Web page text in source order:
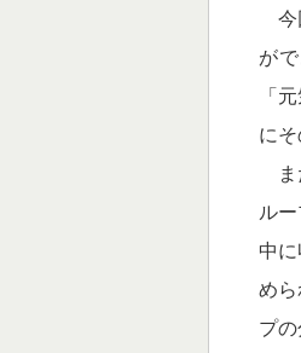
今
が
「
に
ま
ル
中
め
プ